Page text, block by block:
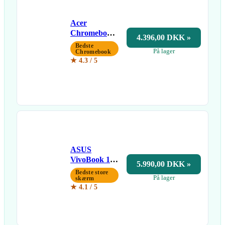
Acer
Chromebook
514
Bedste
Chromebook
★ 4.3 / 5
4.396,00 DKK »
På lager
ASUS
VivoBook 17
(Core 5, 8/512
GB)
Bedste store
skærm
★ 4.1 / 5
5.990,00 DKK »
På lager